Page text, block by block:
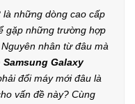
là những dòng cao cấp
gặp những trường hợp
nhân từ đâu mà
Galaxy
đổi máy mới đâu là
vấn đề này? Cùng